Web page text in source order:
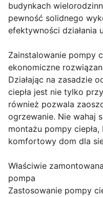
budynkach
pewność solidnego
efektywności działania
Zainstalowanie pompy
ekonomiczne
Działając na zasadzie
ciepła jest nie tylko
również pozwala
ogrzewanie. Nie wahaj
montażu pompy
komfortowy dom dla
Właściwie
pompa
Zastosowanie pompy